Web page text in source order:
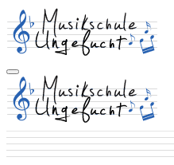
Skip
to
main
content